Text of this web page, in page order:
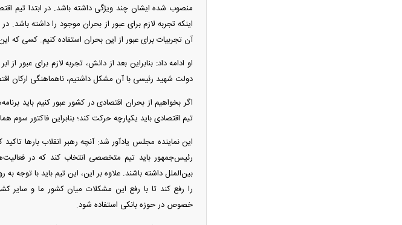
منصوب شده ایشان چند ویژگی داشته باشد. در ابتدا تیم
اینکه تجربه لازم برای عبور از بحران موجود را داشته
آن تجربیات برای عبور از این بحران استفاده کنیم. کسی که
او ادامه داد: بنابراین بعد از دانش، تجربه لازم برای
دولت شهید رئیسی با آن مشکل داشتیم، ناهماهنگی ارکان
اگر بخواهیم از بحران اقتصادی در کشور عبور کنیم باید
تیم اقتصادی باید یکپارچه حرکت کند؛ بنابراین فاکتور
این نماینده مجلس یادآور شد: آنچه رهبر انقلاب بار‌ها
رئیس‌جمهور باید تیم متخصصی انتخاب کند که در
بین‌الملل داشته باشند. علاوه بر این، این تیم باید با توجه
را رفع کند تا با رفع این مشکلات میان کشور ما و سایر
خصوص در حوزه بانکی استفاده شود.